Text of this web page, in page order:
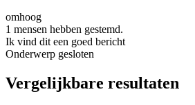
omhoog
1 mensen hebben gestemd.
Ik vind dit een goed bericht
Onderwerp gesloten
Vergelijkbare resultaten